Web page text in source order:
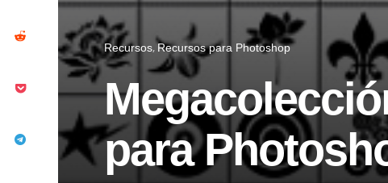
Recursos Recursos para Photoshop
para